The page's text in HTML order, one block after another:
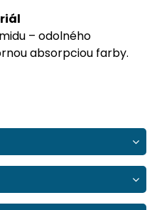
– odolného
absorpciou farby.